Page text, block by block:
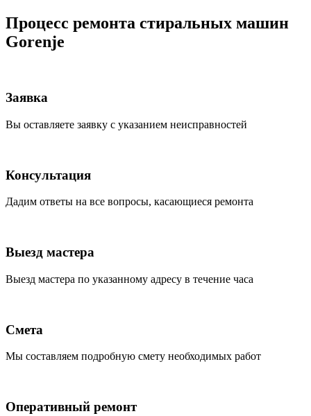
Процесс ремонта стиральных машин
Gorenje
Заявка
Вы оставляете заявку с указанием неисправностей
Консультация
Дадим ответы на все вопросы, касающиеся ремонта
Выезд мастера
Выезд мастера по указанному адресу в течение часа
Смета
Мы составляем подробную смету необходимых работ
Оперативный ремонт